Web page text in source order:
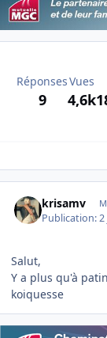
Réponses
9
Vues
4,6k
krisamv
Publication:2
Salut,
Y a plus qu'à
koiquesse